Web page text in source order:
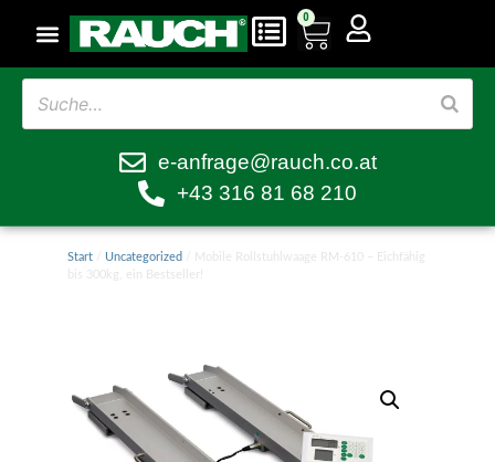
0
e-anfrage@rauch.co.at
+43 316 81 68 210
Start/ Uncategorized / Mobile Rollstuhlwaage RM-610 – Eichfähig
bis 300kg, ein Bestseller!